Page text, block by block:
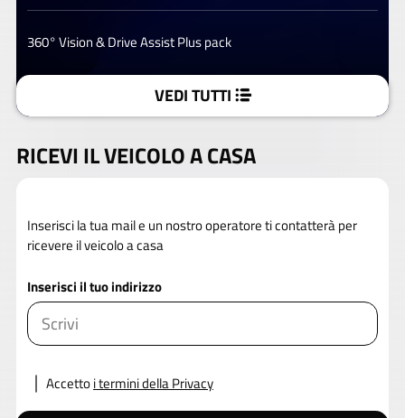
360° Vision & Drive Assist Plus pack
VEDI TUTTI
RICEVI IL VEICOLO A CASA
Inserisci la tua mail e un nostro operatore ti contatterà per
ricevere il veicolo a casa
Inserisci il tuo indirizzo
Accettoi termini della Privacy